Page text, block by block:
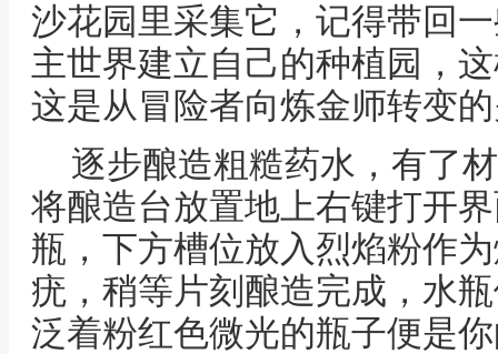
沙花园里采集它，记得带回
主世界建立自己的种植园，
这是从冒险者向炼金师转变
逐步酿造粗糙药水，有了
将酿造台放置地上右键打开
瓶，下方槽位放入烈焰粉作
疣，稍等片刻酿造完成，水
泛着粉红色微光的瓶子便是